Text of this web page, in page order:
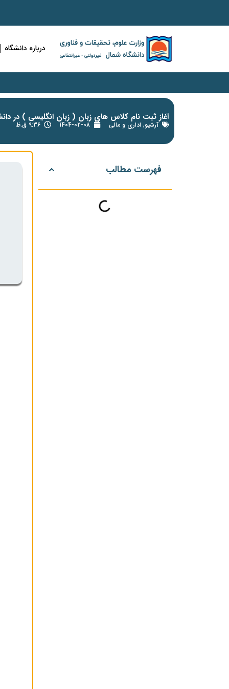
درباره دانشگاه
آغاز ثبت نام کلاس های زبان ( زبان انگلیسی ) در
آرشیو, اداری و مالی 1404-02-08 9:36 ق.ظ
فهرست مطالب